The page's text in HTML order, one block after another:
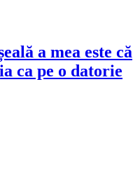
a mea este că
ca pe o datorie